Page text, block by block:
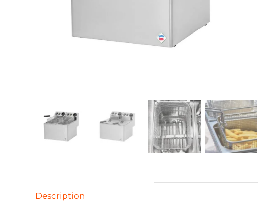
Description